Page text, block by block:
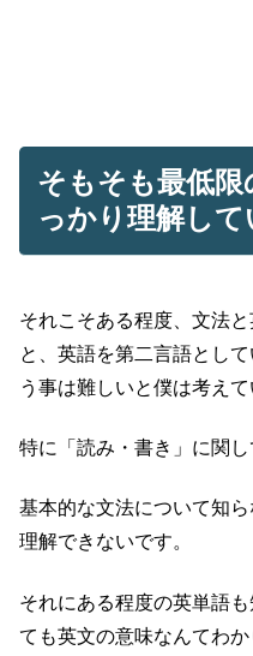
そもそも最低限
っかり理解して
それこそある程度、文法
と、英語を第二言語とし
う事は難しいと僕は考えて
特に「読み・書き」に関し
基本的な文法について知
理解できないです。
それにある程度の英単語
ても英文の意味なんてわか